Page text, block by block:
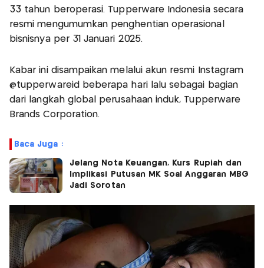
33 tahun beroperasi. Tupperware Indonesia secara
resmi mengumumkan penghentian operasional
bisnisnya per 31 Januari 2025.
Kabar ini disampaikan melalui akun resmi Instagram
@tupperwareid beberapa hari lalu sebagai bagian
dari langkah global perusahaan induk, Tupperware
Brands Corporation.
Baca Juga :
Jelang Nota Keuangan, Kurs Rupiah dan
Implikasi Putusan MK Soal Anggaran MBG
Jadi Sorotan